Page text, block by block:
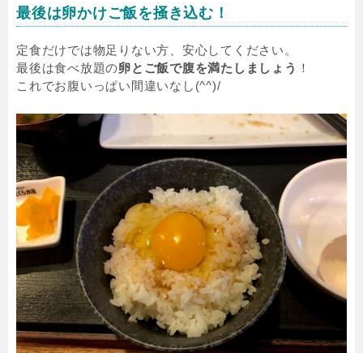
最後は卵かけご飯を掻き込む！
定食だけでは物足りない方、安心してください。
最後は食べ放題の卵とご飯で腹を満たしましょう ！
これでお腹いっぱい間違いなし(^^)/